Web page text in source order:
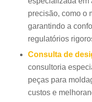
precisão, como o
garantindo a
regulatórios
Consulta de
consultoria
peças para
custos e